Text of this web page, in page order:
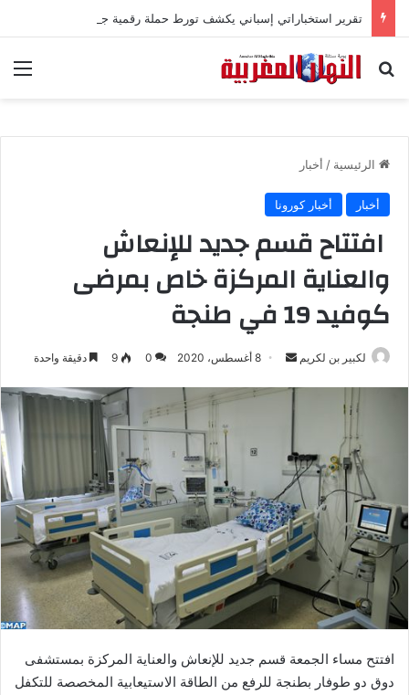
بحث عن
الرئيسية / أخبار
أخبار أخبار كورونا
افتتاح قسم جديد للإنعاش
والعناية المركزة خاص بمرضى
كوفيد 19 في طنجة
لكبير بن لكريم
ي
د
ا
إ
ت
و
ن
8 أغسطس، 2020 0
9 دقيقة واحدة
افتتح مساء الجمعة قسم جديد للإنعاش والعناية المركزة بمستشفى
دوق دو طوفار بطنجة للرفع من الطاقة الاستيعابية المخصصة للتكفل